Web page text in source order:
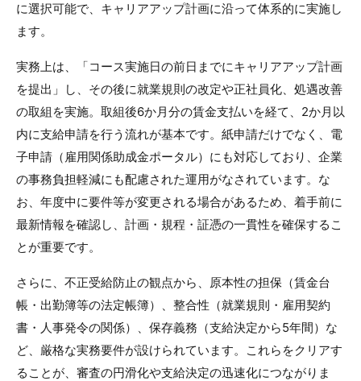
に選択可能で、キャリアアップ計画に沿って体系的に実施し
ます。
実務上は、「コース実施日の前日までにキャリアアップ計画
を提出」し、その後に就業規則の改定や正社員化、処遇改善
の取組を実施。取組後6か月分の賃金支払いを経て、2か月以
内に支給申請を行う流れが基本です。紙申請だけでなく、電
子申請（雇用関係助成金ポータル）にも対応しており、企業
の事務負担軽減にも配慮された運用がなされています。な
お、年度中に要件等が変更される場合があるため、着手前に
最新情報を確認し、計画・規程・証憑の一貫性を確保するこ
とが重要です。
さらに、不正受給防止の観点から、原本性の担保（賃金台
帳・出勤簿等の法定帳簿）、整合性（就業規則・雇用契約
書・人事発令の関係）、保存義務（支給決定から5年間）な
ど、厳格な実務要件が設けられています。これらをクリアす
ることが、審査の円滑化や支給決定の迅速化につながりま